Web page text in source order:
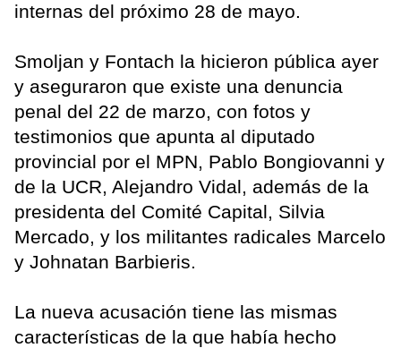
internas del próximo 28 de mayo.
Smoljan y Fontach la hicieron pública ayer
y aseguraron que existe una denuncia
penal del 22 de marzo, con fotos y
testimonios que apunta al diputado
provincial por el MPN, Pablo Bongiovanni y
de la UCR, Alejandro Vidal, además de la
presidenta del Comité Capital, Silvia
Mercado, y los militantes radicales Marcelo
y Johnatan Barbieris.
La nueva acusación tiene las mismas
características de la que había hecho